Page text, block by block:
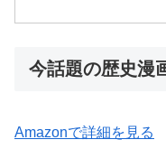
今話題の歴史漫
Amazonで詳細を見る